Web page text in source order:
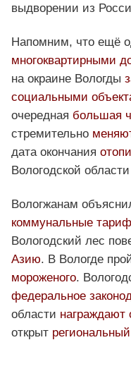
выдворении из
Напомним, что ещё
многоквартирными
на окраине Вологды
социальными
очередная большая
стремительно
дата окончания
Вологодской
Вологжанам
коммунальные
Вологодский лес
Азию. В Вологде
мороженого.
федеральное
области награждают
открыт